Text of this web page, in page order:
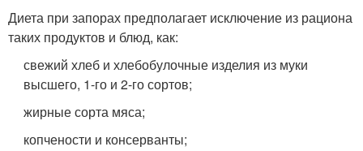
Диета при запорах предполагает исключение из рациона
таких продуктов и блюд, как:
свежий хлеб и хлебобулочные изделия из муки
высшего, 1-го и 2-го сортов;
жирные сорта мяса;
копчености и консерванты;